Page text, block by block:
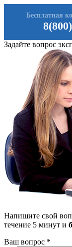
Бесплатная
Задайте вопрос
Напишите свой
течение 5 минут и
Ваш вопрос *